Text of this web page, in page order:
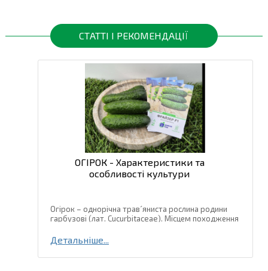
Маса плоду 100-120 г.
Насіння огірків Бйорн F1, упаковка 10 шт
інші товари за доступними цінами Ви можете в
інтернет-магазиніСпектр Садз доставкою в Київ й
інші міста по всій території України.
СТАТТІ І РЕКОМЕНДАЦІЇ
ОГІРОК - Характеристики та
особливості культури
Огірок – однорічна трав´яниста рослина родини
гарбузові (лат. Cucurbitaceae). Місцем походження
Східної Азії, де і зараз зустрічаються дикорослі
види цієї...
Детальніше...